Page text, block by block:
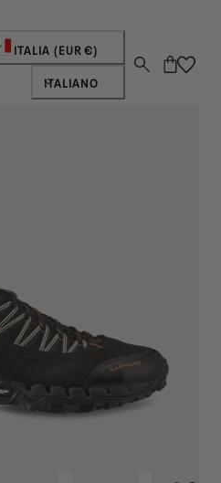
regione
ITALIA (EUR €)
Lingua
ITALIANO
Carrello